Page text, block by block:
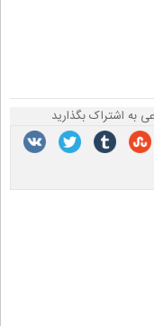
به اشتراک بگذارید